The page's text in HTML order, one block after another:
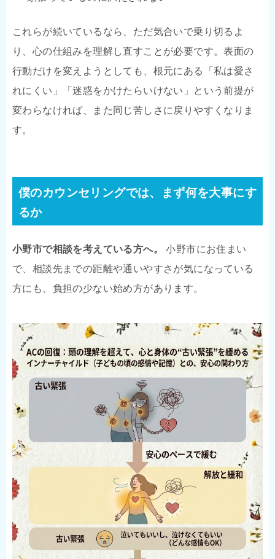
これらが続いているなら、ただ気合いで乗り切るよ
り、心の仕組みを理解し直すことが必要です。表面の
行動だけを変えようとしても、根元にある「私は愛さ
れにくい」「迷惑をかけたらいけない」という前提が
変わらなければ、また同じ苦しさに戻りやすくなりま
す。
僕のカウンセリングでは、まず何を大事にす
るか
小野市で相談を考えている方へ。
小野市にお住まい
で、相談先までの距離や通いやすさが気になっている
方にも、負担の少ない始め方があります。